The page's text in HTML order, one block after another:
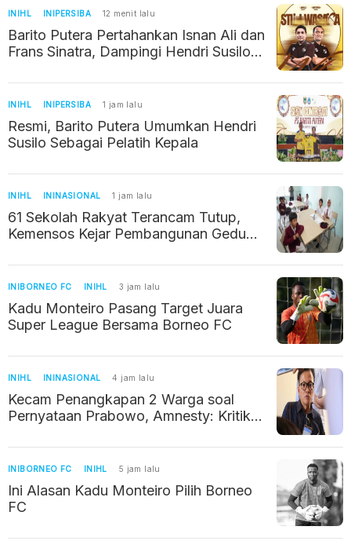
INIHL INIPERSIBA 12 menit lalu
Barito Putera Pertahankan Isnan Ali dan
Frans Sinatra, Dampingi Hendri Susilo
INIHL INIPERSIBA 1 jam lalu
Resmi, Barito Putera Umumkan Hendri
Susilo Sebagai Pelatih Kepala
INIHL ININASIONAL 1 jam lalu
61 Sekolah Rakyat Terancam Tutup,
Kemensos Kejar Pembangunan Gedung
INIBORNEO FC INIHL 3 jam lalu
Kadu Monteiro Pasang Target Juara
Super League Bersama Borneo FC
INIHL ININASIONAL 4 jam lalu
Kecam Penangkapan 2 Warga soal
Pernyataan Prabowo, Amnesty: Kritik
INIBORNEO FC INIHL 5 jam lalu
Ini Alasan Kadu Monteiro Pilih Borneo
FC